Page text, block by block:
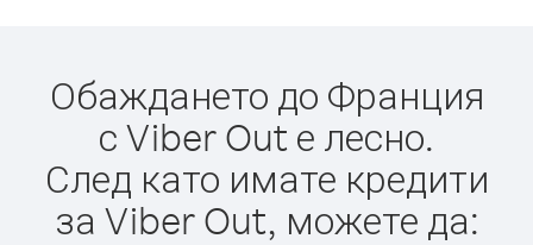
Обаждането до Франция
с Viber Out е лесно.
След като имате кредити
за Viber Out, можете да: